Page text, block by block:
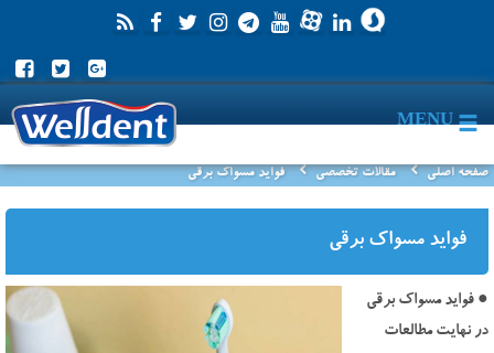
MENU
صفحه اصلی مقالات تخصصی فواید مسواک برقی
فواید مسواک برقی
● فواید مسواک برقی
در نهایت مطالعات